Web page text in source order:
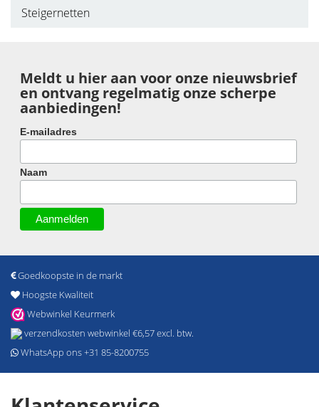
Steigernetten
Meldt u hier aan voor onze nieuwsbrief
en ontvang regelmatig onze scherpe
aanbiedingen!
E-mailadres
Naam
Goedkoopste in de markt
Hoogste Kwaliteit
Webwinkel Keurmerk
verzendkosten webwinkel €6,57 excl. btw.
WhatsApp ons +31 85-8200755